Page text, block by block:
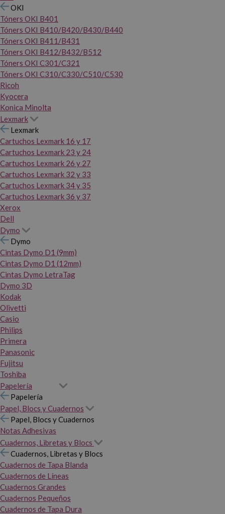
OKI
Tóners OKI B401
Tóners OKI B410/B420/B430/B440
Tóners OKI B411/B431
Tóners OKI B412/B432/B512
Tóners OKI C301/C321
Tóners OKI C310/C330/C510/C530
Ricoh
Kyocera
Konica Minolta
Lexmark
Lexmark
Cartuchos Lexmark 16 y 17
Cartuchos Lexmark 23 y 24
Cartuchos Lexmark 26 y 27
Cartuchos Lexmark 32 y 33
Cartuchos Lexmark 34 y 35
Cartuchos Lexmark 36 y 37
Xerox
Dell
Dymo
Dymo
Cintas Dymo D1 (9mm)
Cintas Dymo D1 (12mm)
Cintas Dymo LetraTag
Dymo 3D
Kodak
Olivetti
Casio
Philips
Primera
Panasonic
Fujitsu
Toshiba
Papelería
Papelería
Papel, Blocs y Cuadernos
Papel, Blocs y Cuadernos
Notas Adhesivas
Cuadernos, Libretas y Blocs
Cuadernos, Libretas y Blocs
Cuadernos de Tapa Blanda
Cuadernos de Líneas
Cuadernos Grandes
Cuadernos Pequeños
Cuadernos de Tapa Dura